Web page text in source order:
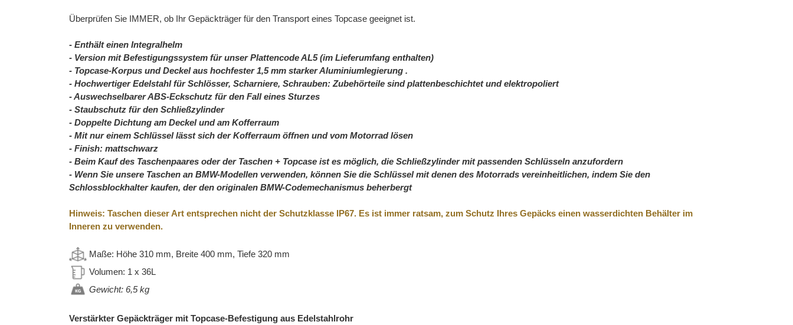
Überprüfen Sie IMMER, ob Ihr Gepäckträger für den Transport eines Topcase geeignet ist.
- Enthält einen Integralhelm
- Version mit Befestigungssystem für unser Plattencode AL5 (im Lieferumfang enthalten)
- Topcase-Korpus und Deckel aus hochfester1,5 mm starker Aluminiumlegierung .
- Hochwertiger Edelstahl für Schlösser, Scharniere, Schrauben: Zubehörteile sind plattenbeschichtet und elektropoliert
- Auswechselbarer ABS-Eckschutz für den Fall eines Sturzes
- Staubschutz für den Schließzylinder
- Doppelte Dichtung am Deckel und am Kofferraum
- Mit nur einem Schlüssel lässt sich der Kofferraum öffnen und vom Motorrad lösen
- Finish: mattschwarz
- Beim Kauf des Taschenpaares oder der Taschen + Topcase ist es möglich, die Schließzylinder mit passenden Schlüsseln anzufordern
- Wenn Sie unsere Taschen an BMW-Modellen verwenden, können Sie die Schlüssel mit denen des Motorrads vereinheitlichen, indem Sie den
Schlossblockhalter kaufen, der den originalen BMW-Codemechanismus beherbergt
Hinweis: Taschen dieser Art entsprechen nicht der Schutzklasse IP67. Es ist immer ratsam, zum Schutz Ihres Gepäcks einen wasserdichten Behälter im
Inneren zu verwenden.
Maße: Höhe 310 mm, Breite 400 mm, Tiefe 320 mm
Volumen: 1 x 36L
Gewicht: 6,5 kg
Verstärkter Gepäckträger mit Topcase-Befestigung aus Edelstahlrohr